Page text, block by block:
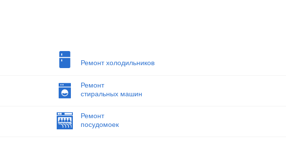
Ремонт холодильников
Ремонт
стиральных машин
Ремонт
посудомоек